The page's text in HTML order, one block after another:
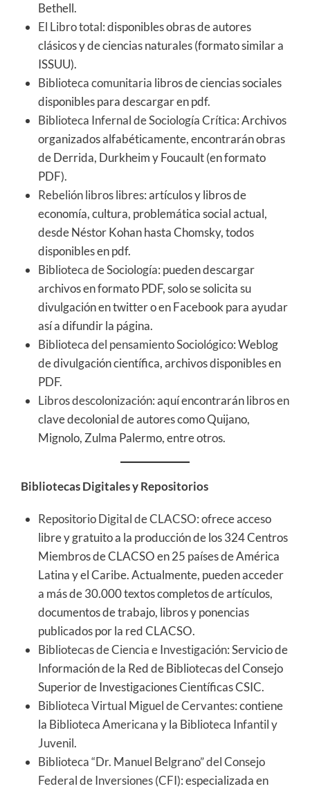
Bethell.
El Libro total: disponibles obras de autores
clásicos y de ciencias naturales (formato similar a
ISSUU).
Biblioteca comunitaria libros de ciencias sociales
disponibles para descargar en pdf.
Biblioteca Infernal de Sociología Crítica: Archivos
organizados alfabéticamente, encontrarán obras
de Derrida, Durkheim y Foucault (en formato
PDF).
Rebelión libros libres: artículos y libros de
economía, cultura, problemática social actual,
desde Néstor Kohan hasta Chomsky, todos
disponibles en pdf.
Biblioteca de Sociología: pueden descargar
archivos en formato PDF, solo se solicita su
divulgación en twitter o en Facebook para ayudar
así a difundir la página.
Biblioteca del pensamiento Sociológico: Weblog
de divulgación científica, archivos disponibles en
PDF.
Libros descolonización: aquí encontrarán libros en
clave decolonial de autores como Quijano,
Mignolo, Zulma Palermo, entre otros.
Bibliotecas Digitales y Repositorios
Repositorio Digital de CLACSO: ofrece acceso
libre y gratuito a la producción de los 324 Centros
Miembros de CLACSO en 25 países de América
Latina y el Caribe. Actualmente, pueden acceder
a más de 30.000 textos completos de artículos,
documentos de trabajo, libros y ponencias
publicados por la red CLACSO.
Bibliotecas de Ciencia e Investigación: Servicio de
Información de la Red de Bibliotecas del Consejo
Superior de Investigaciones Científicas CSIC.
Biblioteca Virtual Miguel de Cervantes: contiene
la Biblioteca Americanay la Biblioteca Infantil y
Juvenil.
Biblioteca “Dr. Manuel Belgrano” del Consejo
Federal de Inversiones (CFI): especializada en